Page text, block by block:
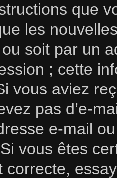
que
les
soit par un
; cette
vous aviez
pas d’e-
e-mail
vous êtes
correcte,